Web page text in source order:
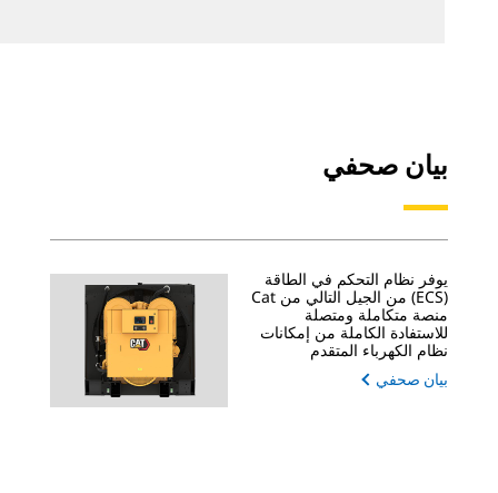
بيان صحفي
يوفر نظام التحكم في الطاقة
(ECS) من الجيل التالي من Cat
منصة متكاملة ومتصلة
للاستفادة الكاملة من إمكانات
نظام الكهرباء المتقدم
بيان صحفي